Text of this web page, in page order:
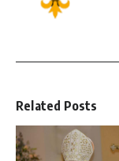
Related Posts